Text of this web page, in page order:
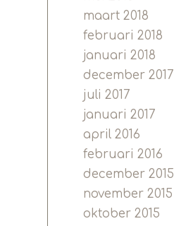
maart 2018
februari 2018
januari 2018
december 2017
juli 2017
januari 2017
april 2016
februari 2016
december 2015
november 2015
oktober 2015